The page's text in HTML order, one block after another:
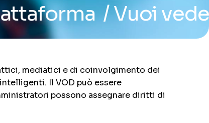
vedere il
mediatici e di coinvolgimento dei
Il VOD può essere
possono assegnare diritti di